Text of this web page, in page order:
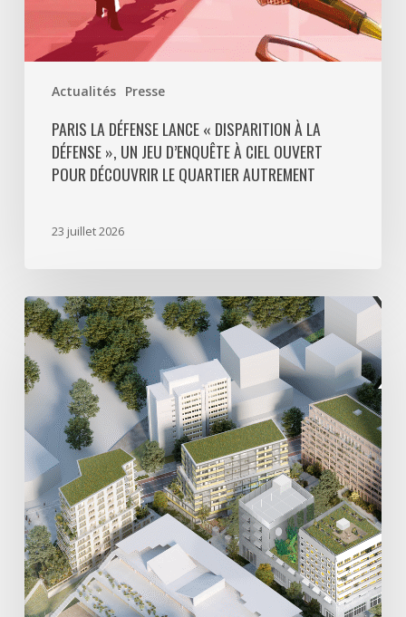
Actualités Presse
d’enquête
à
ciel
découvrir
quartier
PARIS LA DÉFENSE LANCE « DISPARITION À LA
DÉFENSE », UN JEU D’ENQUÊTE À CIEL OUVERT
POUR DÉCOUVRIR LE QUARTIER AUTREMENT
23 juillet 2026
Avec
5
actes
signés
pour
créer
000
m2
de
programmes
mixtes
et
900